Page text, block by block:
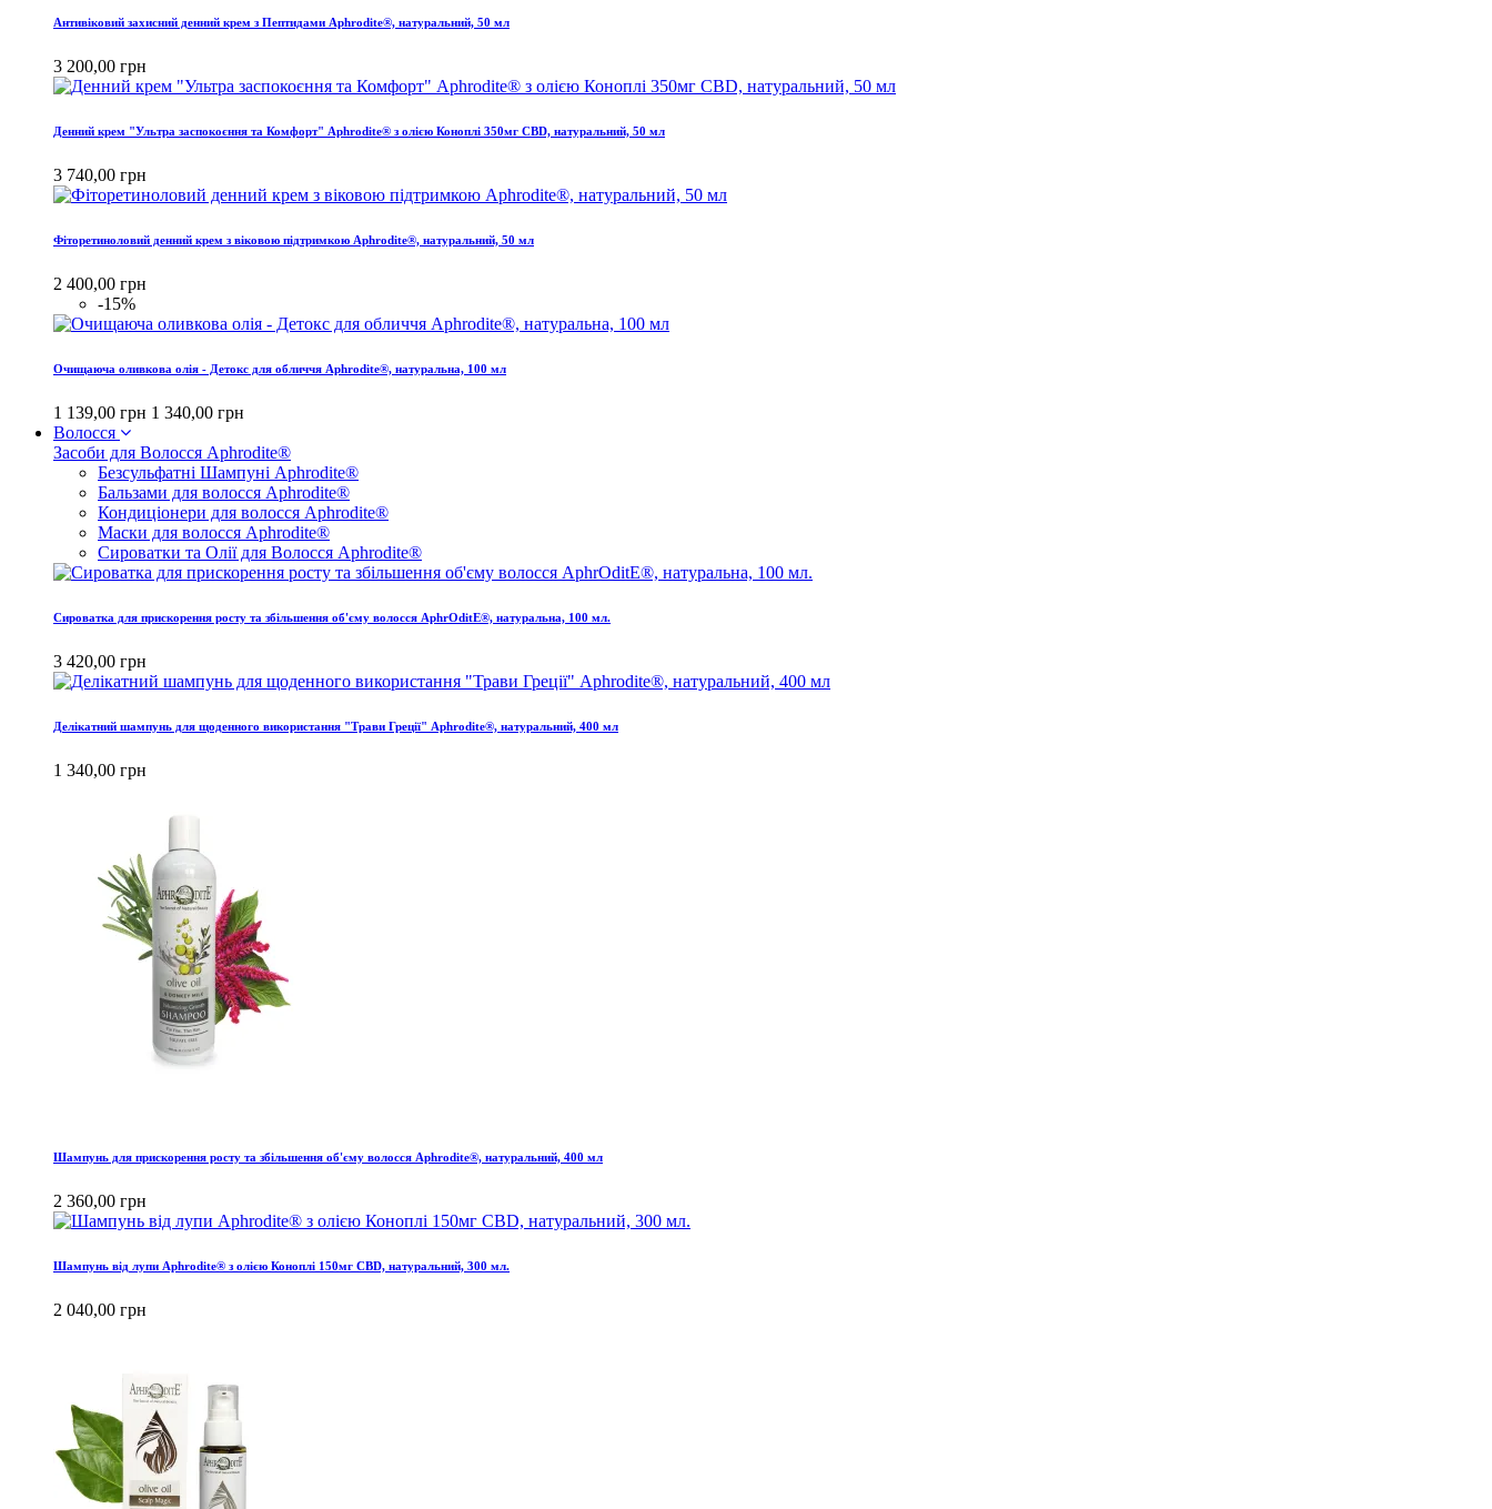
Антивіковий захисний денний крем з Пептидами Aphrodite®, натуральний, 50 мл
3 200,00 грн
Денний крем "Ультра заспокоєння та Комфорт" Aphrodite® з олією Коноплі 350мг CBD, натуральний, 50 мл
3 740,00 грн
Фіторетиноловий денний крем з віковою підтримкою Aphrodite®, натуральний, 50 мл
2 400,00 грн
-15%
Очищаюча оливкова олія - Детокс для обличчя Aphrodite®, натуральна, 100 мл
1 139,00 грн 1 340,00 грн
Волосся
Засоби для Волосся Aphrodite®
Безсульфатні Шампуні Aphrodite®
Бальзами для волосся Aphrodite®
Кондиціонери для волосся Aphrodite®
Маски для волосся Aphrodite®
Сироватки та Олії для Волосся Aphrodite®
Сироватка для прискорення росту та збільшення об'єму волосся AphrOditE®, натуральна, 100 мл.
3 420,00 грн
Делікатний шампунь для щоденного використання "Трави Греції" Aphrodite®, натуральний, 400 мл
1 340,00 грн
Шампунь для прискорення росту та збільшення об'єму волосся Aphrodite®, натуральний, 400 мл
2 360,00 грн
Шампунь від лупи Aphrodite® з олією Коноплі 150мг CBD, натуральний, 300 мл.
2 040,00 грн